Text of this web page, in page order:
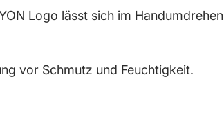
Logo lässt sich im Handumdrehen
vor Schmutz und Feuchtigkeit.